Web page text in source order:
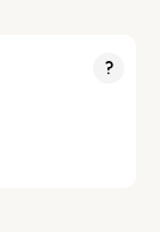
?